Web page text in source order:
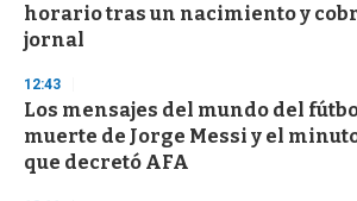
horario tras un nacimiento y
jornal
12:43
Los mensajes del mundo del
muerte de Jorge Messi y el
que decretó AFA